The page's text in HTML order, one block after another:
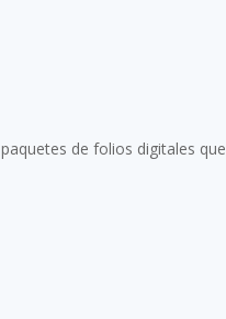
de folios digitales que